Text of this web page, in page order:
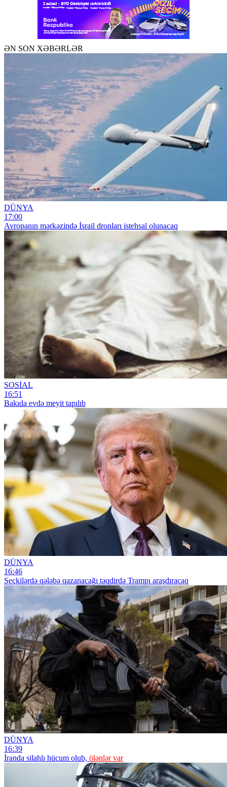
ƏN SON XƏBƏRLƏR
DÜNYA
17:00
Avropanın mərkəzində İsrail dronları istehsal olunacaq
SOSİAL
16:51
Bakıda evdə meyit tapılıb
DÜNYA
16:46
Seçkilərdə qələbə qazanacağı təqdirdə Trampı araşdıracaq
DÜNYA
16:39
İranda silahlı hücum olub, ölənlər var